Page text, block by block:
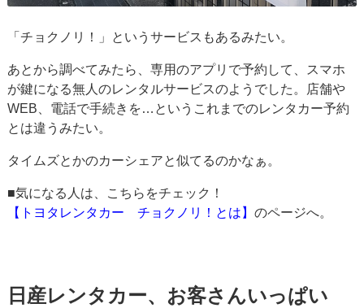
「チョクノリ！」というサービスもあるみたい。
あとから調べてみたら、専用のアプリで予約して、スマホ
が鍵になる無人のレンタルサービスのようでした。店舗や
WEB、電話で手続きを…というこれまでのレンタカー予約
とは違うみたい。
タイムズとかのカーシェアと似てるのかなぁ。
■気になる人は、こちらをチェック！
【トヨタレンタカー チョクノリ！とは】のページへ。
日産レンタカー、お客さんいっぱい